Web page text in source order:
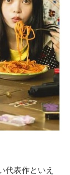
代表作といえ